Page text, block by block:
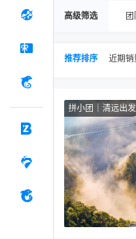
高级筛选
推荐排序 近期销
拼小团 清远出发